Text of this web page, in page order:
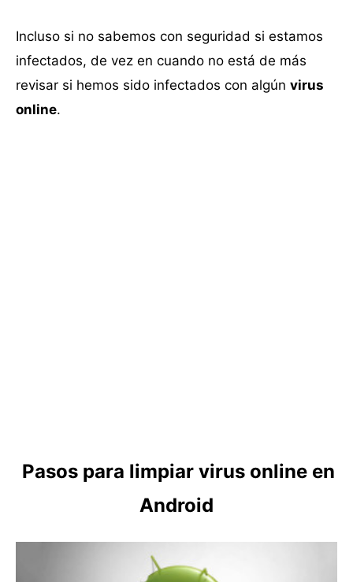
Incluso si no sabemos con seguridad si estamos
infectados, de vez en cuando no está de más
revisar si hemos sido infectados con algún virus
online.
Pasos para limpiar virus online en
Android